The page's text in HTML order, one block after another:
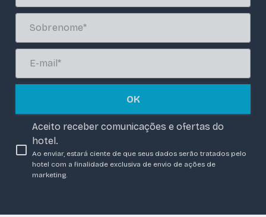
OK
Aceito receber comunicações e ofertas do
hotel.
Ao enviar, estará ciente de que seus dados serão tratados pelo
hotel com a finalidade exclusiva de envio de ações de
marketing.